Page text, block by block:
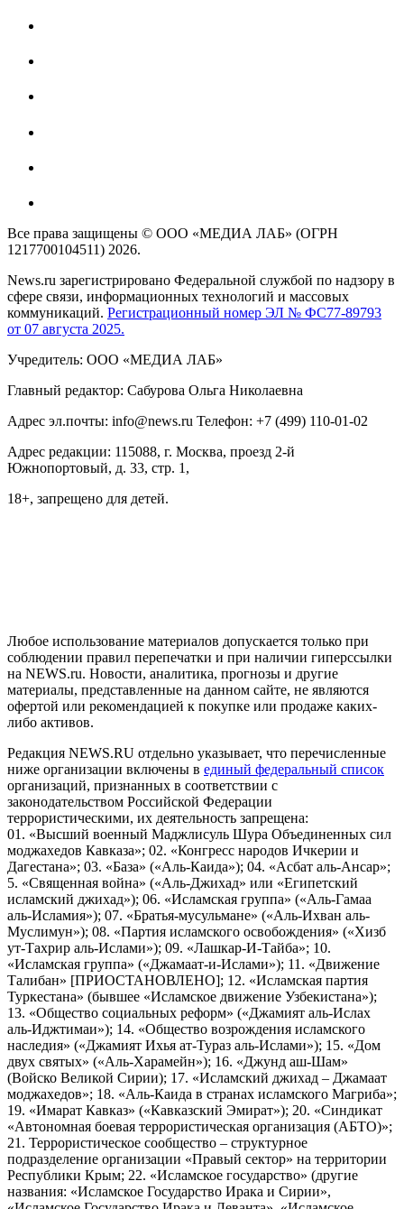
Все права защищены © ООО «МЕДИА ЛАБ» (ОГРН
1217700104511) 2026.
News.ru зарегистрировано Федеральной службой по надзору в
сфере связи, информационных технологий и массовых
коммуникаций. Регистрационный номер ЭЛ № ФС77-89793
от 07 августа 2025.
Учредитель: ООО «МЕДИА ЛАБ»
Главный редактор: Сабурова Ольга Николаевна
Адрес эл.почты: info@news.ru Телефон: +7 (499) 110-01-02
Адрес редакции: 115088, г. Москва, проезд 2-й
Южнопортовый, д. 33, стр. 1,
18+, запрещено для детей.
Любое использование материалов допускается только при
соблюдении правил перепечатки и при наличии гиперссылки
на NEWS.ru. Новости, аналитика, прогнозы и другие
материалы, представленные на данном сайте, не являются
офертой или рекомендацией к покупке или продаже каких-
либо активов.
Редакция NEWS.RU отдельно указывает, что перечисленные
ниже организации включены в единый федеральный список
организаций, признанных в соответствии с
законодательством Российской Федерации
террористическими, их деятельность запрещена:
01. «Высший военный Маджлисуль Шура Объединенных сил
моджахедов Кавказа»; 02. «Конгресс народов Ичкерии и
Дагестана»; 03. «База» («Аль-Каида»); 04. «Асбат аль-Ансар»;
5. «Священная война» («Аль-Джихад» или «Египетский
исламский джихад»); 06. «Исламская группа» («Аль-Гамаа
аль-Исламия»); 07. «Братья-мусульмане» («Аль-Ихван аль-
Муслимун»); 08. «Партия исламского освобождения» («Хизб
ут-Тахрир аль-Ислами»); 09. «Лашкар-И-Тайба»; 10.
«Исламская группа» («Джамаат-и-Ислами»); 11. «Движение
Талибан» [ПРИОСТАНОВЛЕНО]; 12. «Исламская партия
Туркестана» (бывшее «Исламское движение Узбекистана»);
13. «Общество социальных реформ» («Джамият аль-Ислах
аль-Иджтимаи»); 14. «Общество возрождения исламского
наследия» («Джамият Ихья ат-Тураз аль-Ислами»); 15. «Дом
двух святых» («Аль-Харамейн»); 16. «Джунд аш-Шам»
(Войско Великой Сирии); 17. «Исламский джихад – Джамаат
моджахедов»; 18. «Аль-Каида в странах исламского Магриба»;
19. «Имарат Кавказ» («Кавказский Эмират»); 20. «Синдикат
«Автономная боевая террористическая организация (АБТО)»;
21. Террористическое сообщество – структурное
подразделение организации «Правый сектор» на территории
Республики Крым; 22. «Исламское государство» (другие
названия: «Исламское Государство Ирака и Сирии»,